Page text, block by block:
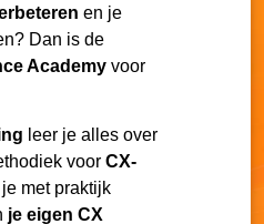
en je
Dan is de
Academy voor
leer je alles over
voor CX-
met praktijk
je eigen CX